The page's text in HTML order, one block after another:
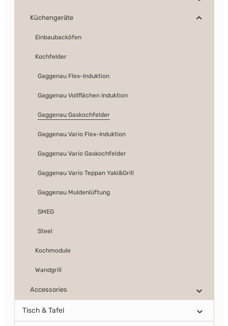
Küchengeräte
Einbaubacköfen
Kochfelder
Gaggenau Flex-Induktion
Gaggenau Vollflächen Induktion
Gaggenau Gaskochfelder
Gaggenau Vario Flex-Induktion
Gaggenau Vario Gaskochfelder
Gaggenau Vario Teppan Yaki&Grill
Gaggenau Muldenlüftung
SMEG
Steel
Kochmodule
Wandgrill
Accessories
Tisch & Tafel